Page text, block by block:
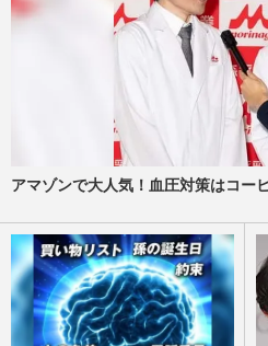
アマゾンで大人気！血圧対策はコー